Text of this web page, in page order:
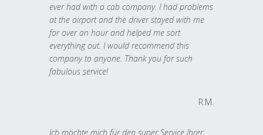
ever had with a cab company. I had problems
at the airport and the driver stayed with me
for over an hour and helped me sort
everything out. I would recommend this
company to anyone. Thank you for such
fabulous service!
R.M.
Ich möchte mich für den super Service Ihrer